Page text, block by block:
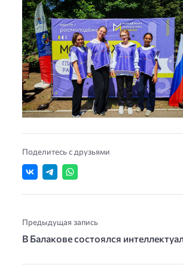
Поделитесь с друзьями
Предыдущая запись
В Балакове состоялся